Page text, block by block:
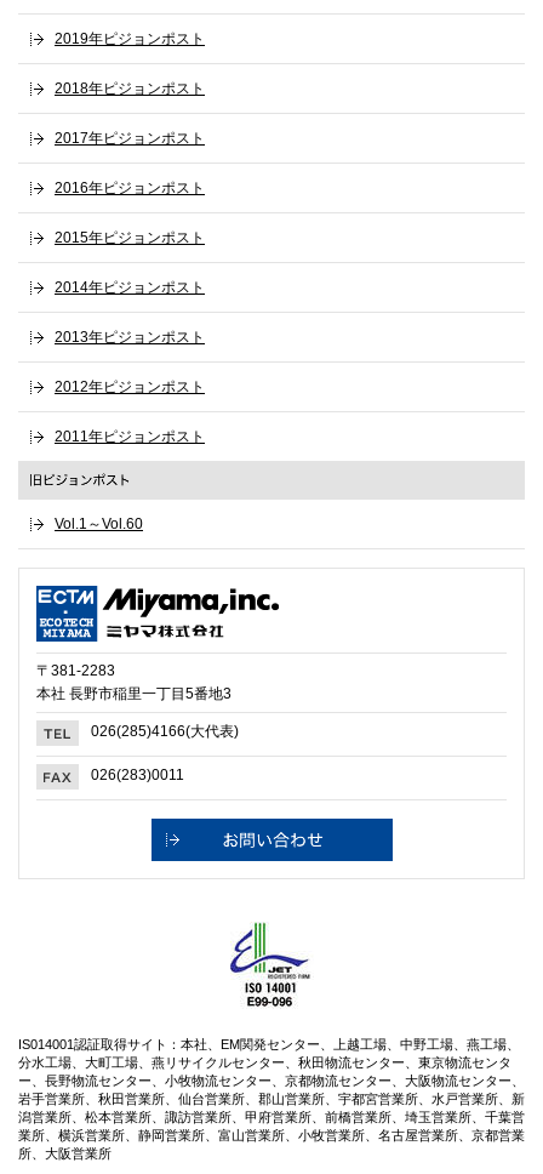
2019年ピジョンポスト
2018年ピジョンポスト
2017年ピジョンポスト
2016年ピジョンポスト
2015年ピジョンポスト
2014年ピジョンポスト
2013年ピジョンポスト
2012年ピジョンポスト
2011年ピジョンポスト
Vol.1～Vol.60
〒381-2283
本社 長野市稲里一丁目5番地3
026(285)4166(大代表)
026(283)0011
IS014001認証取得サイト：本社、EM関発センター、上越工場、中野工場、燕工場、
分水工場、大町工場、燕リサイクルセンター、秋田物流センター、東京物流センタ
ー、長野物流センター、小牧物流センター、京都物流センター、大阪物流センター、
岩手営業所、秋田営業所、仙台営業所、郡山営業所、宇都宮営業所、水戸営業所、新
潟営業所、松本営業所、諏訪営業所、甲府営業所、前橋営業所、埼玉営業所、千葉営
業所、横浜営業所、静岡営業所、富山営業所、小牧営業所、名古屋営業所、京都営業
所、大阪営業所